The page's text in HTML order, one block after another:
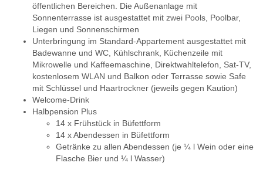
öffentlichen Bereichen. Die Außenanlage mit
Sonnenterrasse ist ausgestattet mit zwei Pools, Poolbar,
Liegen und Sonnenschirmen
Unterbringung im Standard-Appartement ausgestattet mit
Badewanne und WC, Kühlschrank, Küchenzeile mit
Mikrowelle und Kaffeemaschine, Direktwahltelefon, Sat-TV,
kostenlosem WLAN und Balkon oder Terrasse sowie Safe
mit Schlüssel und Haartrockner (jeweils gegen Kaution)
Welcome-Drink
Halbpension Plus
14 x Frühstück in Büfettform
14 x Abendessen in Büfettform
Getränke zu allen Abendessen (je ¼ l Wein oder eine
Flasche Bier und ¼ l Wasser)